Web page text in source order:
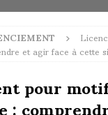
et agir face à cette
pour